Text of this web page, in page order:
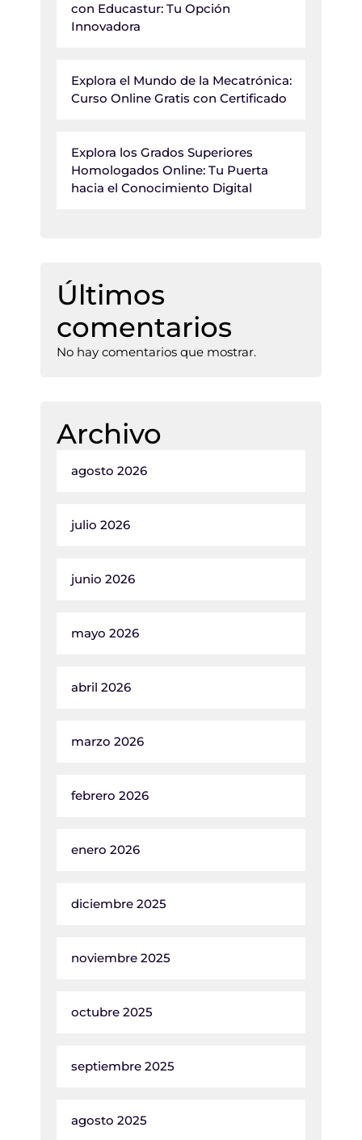
con Educastur: Tu Opción
Innovadora
Explora el Mundo de la Mecatrónica:
Curso Online Gratis con Certificado
Explora los Grados Superiores
Homologados Online: Tu Puerta
hacia el Conocimiento Digital
Últimos
comentarios
No hay comentarios que mostrar.
Archivo
agosto 2026
julio 2026
junio 2026
mayo 2026
abril 2026
marzo 2026
febrero 2026
enero 2026
diciembre 2025
noviembre 2025
octubre 2025
septiembre 2025
agosto 2025